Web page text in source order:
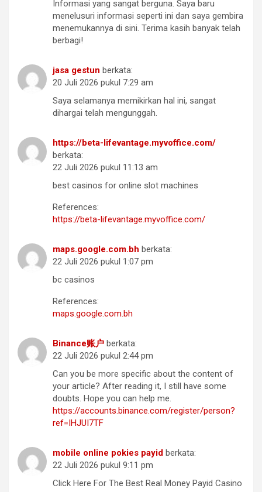
Informasi yang sangat berguna. Saya baru
menelusuri informasi seperti ini dan saya gembira
menemukannya di sini. Terima kasih banyak telah
berbagi!
jasa gestun berkata:
20 Juli 2026 pukul 7:29 am
Saya selamanya memikirkan hal ini, sangat
dihargai telah mengunggah.
https://beta-lifevantage.myvoffice.com/
berkata:
22 Juli 2026 pukul 11:13 am
best casinos for online slot machines
References:
https://beta-lifevantage.myvoffice.com/
maps.google.com.bh berkata:
22 Juli 2026 pukul 1:07 pm
bc casinos
References:
maps.google.com.bh
Binance账户 berkata:
22 Juli 2026 pukul 2:44 pm
Can you be more specific about the content of
your article? After reading it, I still have some
doubts. Hope you can help me.
https://accounts.binance.com/register/person?
ref=IHJUI7TF
mobile online pokies payid berkata:
22 Juli 2026 pukul 9:11 pm
Click Here For The Best Real Money Payid Casino